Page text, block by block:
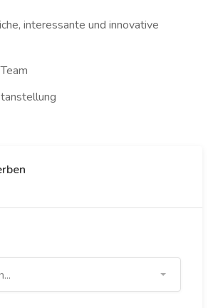
interessante und innovative